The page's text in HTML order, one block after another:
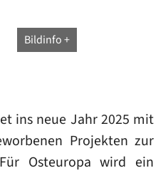
Bildinfo
ins neue Jahr 2025 mit
Projekten zur
Osteuropa wird ein